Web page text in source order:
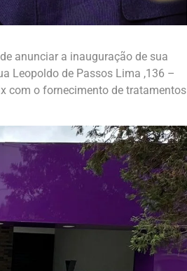
anunciar a inauguração de sua
Leopoldo de Passos Lima ,136 –
com o fornecimento de tratamentos